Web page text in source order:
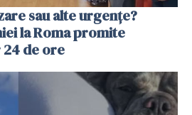
sau alte urgențe?
la Roma promite
de ore